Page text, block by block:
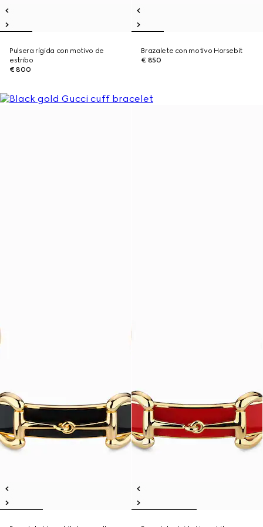
Pulsera rígida con motivo de
estribo
€ 800
Brazalete con motivo Horsebit
€ 850